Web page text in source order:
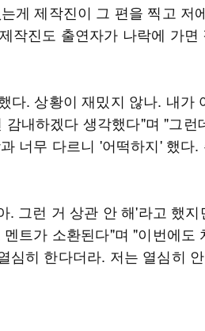
게 제작진이 그 편을 찍고 저
작진도 출연자가 나락에 가면
다. 상황이 재밌지 않나. 내가
내하겠다 생각했다"며 "그런
너무 다르니 '어떡하지' 했다.
. 그런 거 상관 안 해'라고 했지
트가 소환된다"며 "이번에도
심히 한다더라. 저는 열심히